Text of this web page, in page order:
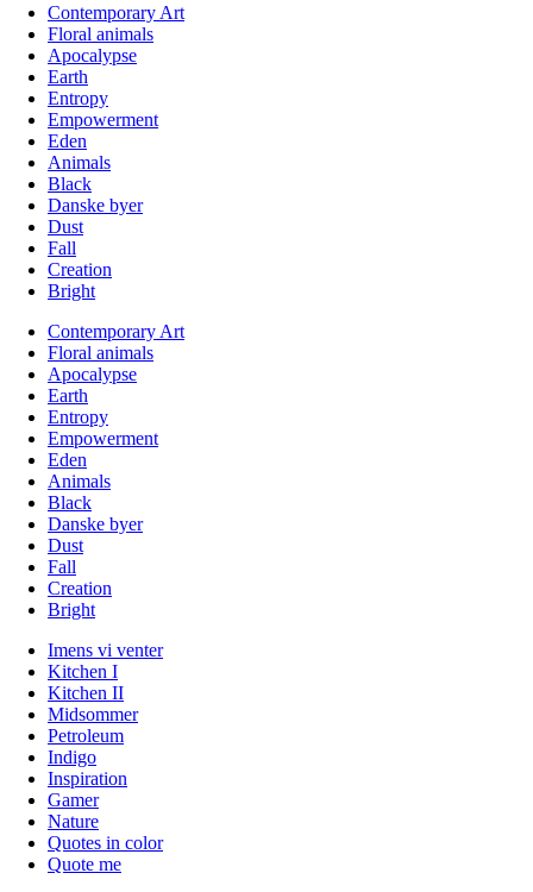
Contemporary Art
Floral animals
Apocalypse
Earth
Entropy
Empowerment
Eden
Animals
Black
Danske byer
Dust
Fall
Creation
Bright
Contemporary Art
Floral animals
Apocalypse
Earth
Entropy
Empowerment
Eden
Animals
Black
Danske byer
Dust
Fall
Creation
Bright
Imens vi venter
Kitchen I
Kitchen II
Midsommer
Petroleum
Indigo
Inspiration
Gamer
Nature
Quotes in color
Quote me